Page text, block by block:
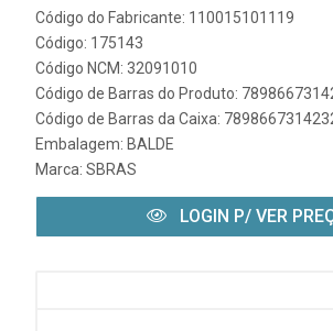
Código do Fabricante: 110015101119
Código: 175143
Código NCM: 32091010
Código de Barras do Produto:
Código de Barras da Caixa:
Embalagem: BALDE
Marca: SBRAS
LOGIN P/ VER